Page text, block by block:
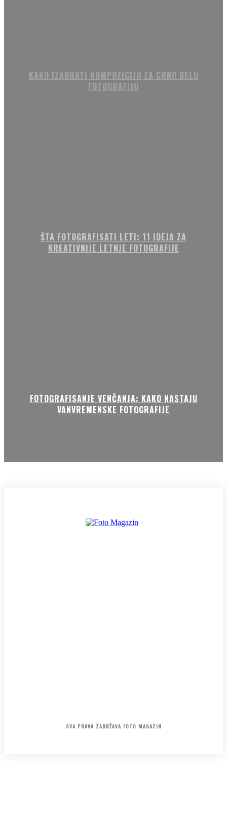
KAKO IZABRATI KOMPOZICIJU ZA CRNO BELU
FOTOGRAFIJU
ŠTA FOTOGRAFISATI LETI: 11 IDEJA ZA
KREATIVNIJE LETNJE FOTOGRAFIJE
FOTOGRAFISANJE VENČANJA: KAKO NASTAJU
VANVREMENSKE FOTOGRAFIJE
SVA PRAVA ZADRŽAVA FOTO MAGAZIN